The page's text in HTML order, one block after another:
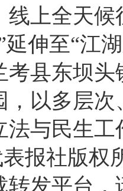
线上全天
延伸至“江
考县东坝
，以多层
法与民生工
报社版权
转发平台